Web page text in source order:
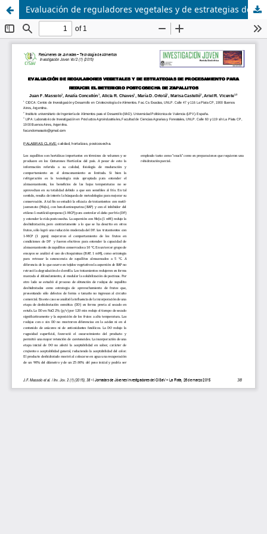
Evaluación de reguladores vegetales y de estrategias de procesamiento para reducir el deterioro postcosecha de zapallitos